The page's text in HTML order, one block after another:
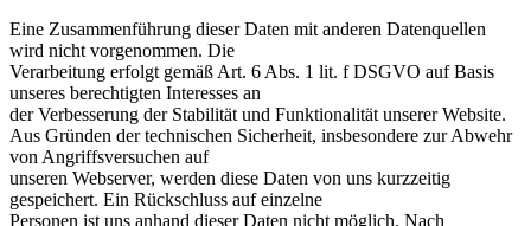
Eine Zusammenführung dieser Daten mit anderen Datenquellen
wird nicht vorgenommen. Die
Verarbeitung erfolgt gemäß Art. 6 Abs. 1 lit. f DSGVO auf Basis
unseres berechtigten Interesses an
der Verbesserung der Stabilität und Funktionalität unserer Website.
Aus Gründen der technischen Sicherheit, insbesondere zur Abwehr
von Angriffsversuchen auf
unseren Webserver, werden diese Daten von uns kurzzeitig
gespeichert. Ein Rückschluss auf einzelne
Personen ist uns anhand dieser Daten nicht möglich. Nach